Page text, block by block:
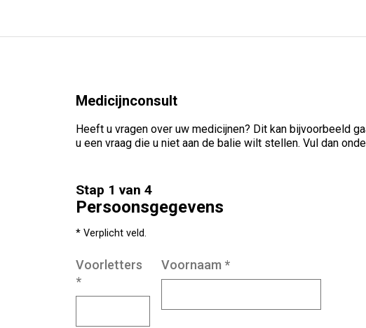
Medicijnconsult
Heeft u vragen over uw medicijnen? Dit kan bijvoorbeeld
u een vraag die u niet aan de balie wilt stellen. Vul dan
Stap 1 van 4
Persoonsgegevens
* Verplicht veld.
Voorletters
*
Voornaam *